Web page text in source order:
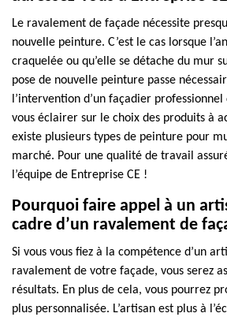
Le ravalement de façade nécessite
nouvelle peinture. C’est le cas lorsque
craquelée ou qu’elle se détache du mur
pose de nouvelle peinture passe
l’intervention d’un façadier
vous éclairer sur le choix des produits à
existe plusieurs types de peinture pour
marché. Pour une qualité de travail
l’équipe de Entreprise CE !
Pourquoi faire appel à un
cadre d’un ravalement de
Si vous vous fiez à la compétence d’un
ravalement de votre façade, vous serez
résultats. En plus de cela, vous pourrez
plus personnalisée. L’artisan est plus à